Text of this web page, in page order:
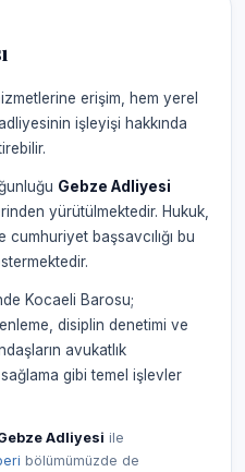
erişim, hem yerel
işleyişi hakkında
Gebze Adliyesi
yürütülmektedir. Hukuk,
başsavcılığı bu
Kocaeli Barosu;
disiplin denetimi ve
avukatlık
gibi temel işlevler
Adliyesi ile
bölümümüzde de